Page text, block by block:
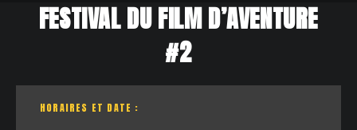
FESTIVAL DU FILM D’AVENTURE
#2
HORAIRES ET DATE :